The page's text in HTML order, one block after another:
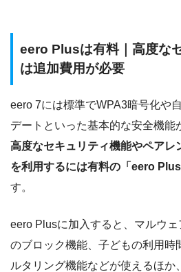
eero Plusは有料｜高度な
は追加費用が必要
eero 7には標準でWPA3暗号化や
デートといった基本的な安全機能
高度なセキュリティ機能やペアレ
を利用するには有料の「eero
す。
eero Plusに加入すると、マルウ
のブロック機能、子どもの利用時
ルタリング機能などが使えるほか